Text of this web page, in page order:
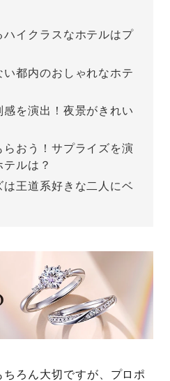
イクラスなホテルはプ
い都内のおしゃれなホテ
を演出！夜景がきれい
らおう！サプライズを演
ルは？
王道系好きな二人にベ
ろん大切ですが、プロポ
イベント
ズリング ®
ション診断
果一覧
は？
指輪のご購入と
ンラインショップ